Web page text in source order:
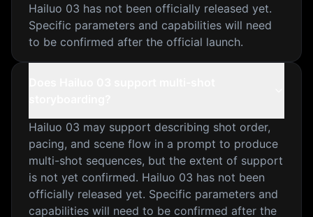
Hailuo 03 has not been officially released yet.
Specific parameters and capabilities will need
to be confirmed after the official launch.
Hailuo 03 may support describing shot order,
pacing, and scene flow in a prompt to produce
multi-shot sequences, but the extent of support
is not yet confirmed. Hailuo 03 has not been
officially released yet. Specific parameters and
capabilities will need to be confirmed after the